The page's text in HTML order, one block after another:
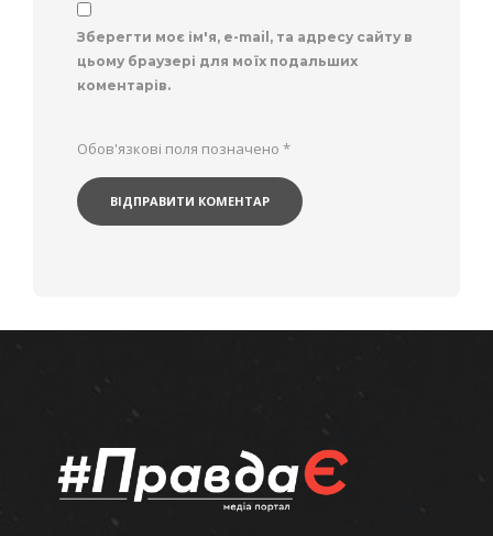
Зберегти моє ім'я, e-mail, та адресу сайту в
цьому браузері для моїх подальших
коментарів.
Обов'язкові поля позначено *